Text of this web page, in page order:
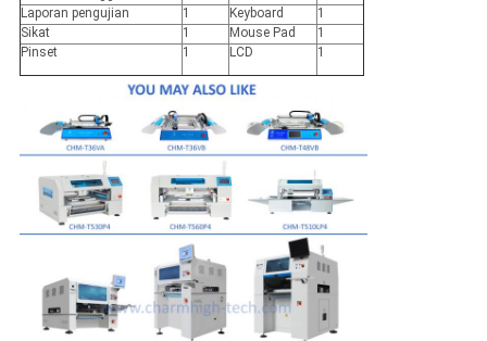
Laporan pengujian
1 Keyboard
1
Sikat
1 Mouse Pad
1
Pinset
1 LCD 1